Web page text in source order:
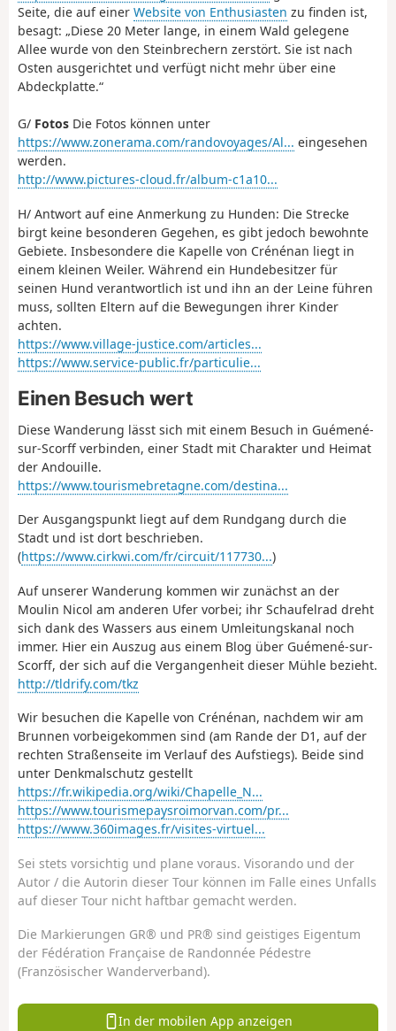
Seite, die auf einer Website von Enthusiasten zu finden ist,
besagt: „Diese 20 Meter lange, in einem Wald gelegene
Allee wurde von den Steinbrechern zerstört. Sie ist nach
Osten ausgerichtet und verfügt nicht mehr über eine
Abdeckplatte.“
G/ Fotos Die Fotos können unter
https://www.zonerama.com/randovoyages/Al... eingesehen
werden.
http://www.pictures-cloud.fr/album-c1a10...
H/ Antwort auf eine Anmerkung zu Hunden: Die Strecke
birgt keine besonderen Gegehen, es gibt jedoch bewohnte
Gebiete. Insbesondere die Kapelle von Crénénan liegt in
einem kleinen Weiler. Während ein Hundebesitzer für
seinen Hund verantwortlich ist und ihn an der Leine führen
muss, sollten Eltern auf die Bewegungen ihrer Kinder
achten.
https://www.village-justice.com/articles...
https://www.service-public.fr/particulie...
Einen Besuch wert
Diese Wanderung lässt sich mit einem Besuch in Guémené-
sur-Scorff verbinden, einer Stadt mit Charakter und Heimat
der Andouille.
https://www.tourismebretagne.com/destina...
Der Ausgangspunkt liegt auf dem Rundgang durch die
Stadt und ist dort beschrieben.
(https://www.cirkwi.com/fr/circuit/117730...)
Auf unserer Wanderung kommen wir zunächst an der
Moulin Nicol am anderen Ufer vorbei; ihr Schaufelrad dreht
sich dank des Wassers aus einem Umleitungskanal noch
immer. Hier ein Auszug aus einem Blog über Guémené-sur-
Scorff, der sich auf die Vergangenheit dieser Mühle bezieht.
http://tldrify.com/tkz
Wir besuchen die Kapelle von Crénénan, nachdem wir am
Brunnen vorbeigekommen sind (am Rande der D1, auf der
rechten Straßenseite im Verlauf des Aufstiegs). Beide sind
unter Denkmalschutz gestellt
https://fr.wikipedia.org/wiki/Chapelle_N...
https://www.tourismepaysroimorvan.com/pr...
https://www.360images.fr/visites-virtuel...
Sei stets vorsichtig und plane voraus. Visorando und der
Autor / die Autorin dieser Tour können im Falle eines Unfalls
auf dieser Tour nicht haftbar gemacht werden.
Die Markierungen GR® und PR® sind geistiges Eigentum
der Fédération Française de Randonnée Pédestre
(Französischer Wanderverband).
In der mobilen App anzeigen